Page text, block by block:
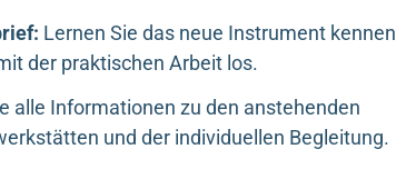
Lernen Sie das neue Instrument kennen
der praktischen Arbeit los.
alle Informationen zu den anstehenden
und der individuellen Begleitung.